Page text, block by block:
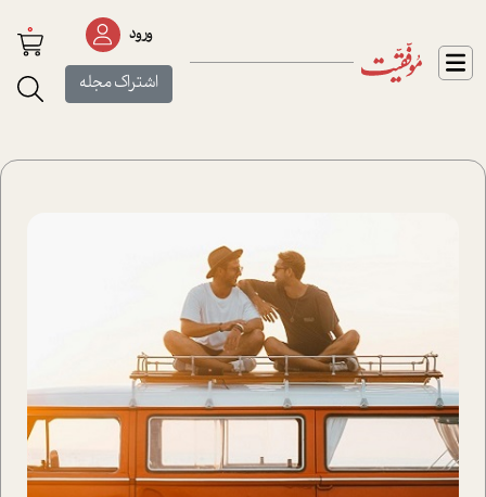
ورود
اشتراک مجله
0